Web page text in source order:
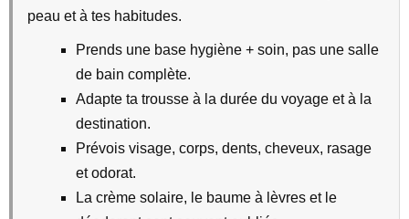
peau et à tes habitudes.
Prends une base hygiène + soin, pas une salle
de bain complète.
Adapte ta trousse à la durée du voyage et à la
destination.
Prévois visage, corps, dents, cheveux, rasage
et odorat.
La crème solaire, le baume à lèvres et le